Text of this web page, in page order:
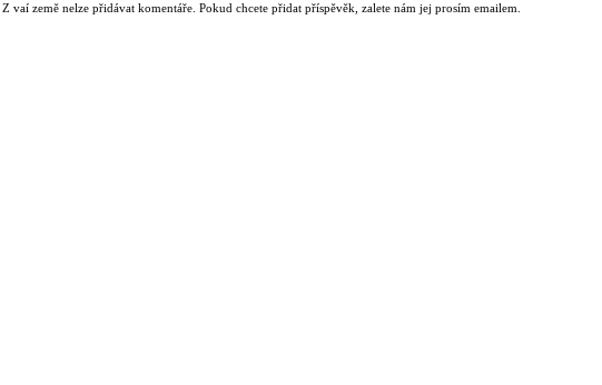
Z vaí země nelze přidávat komentáře. Pokud chcete přidat příspěvěk, zalete nám jej prosím emailem.